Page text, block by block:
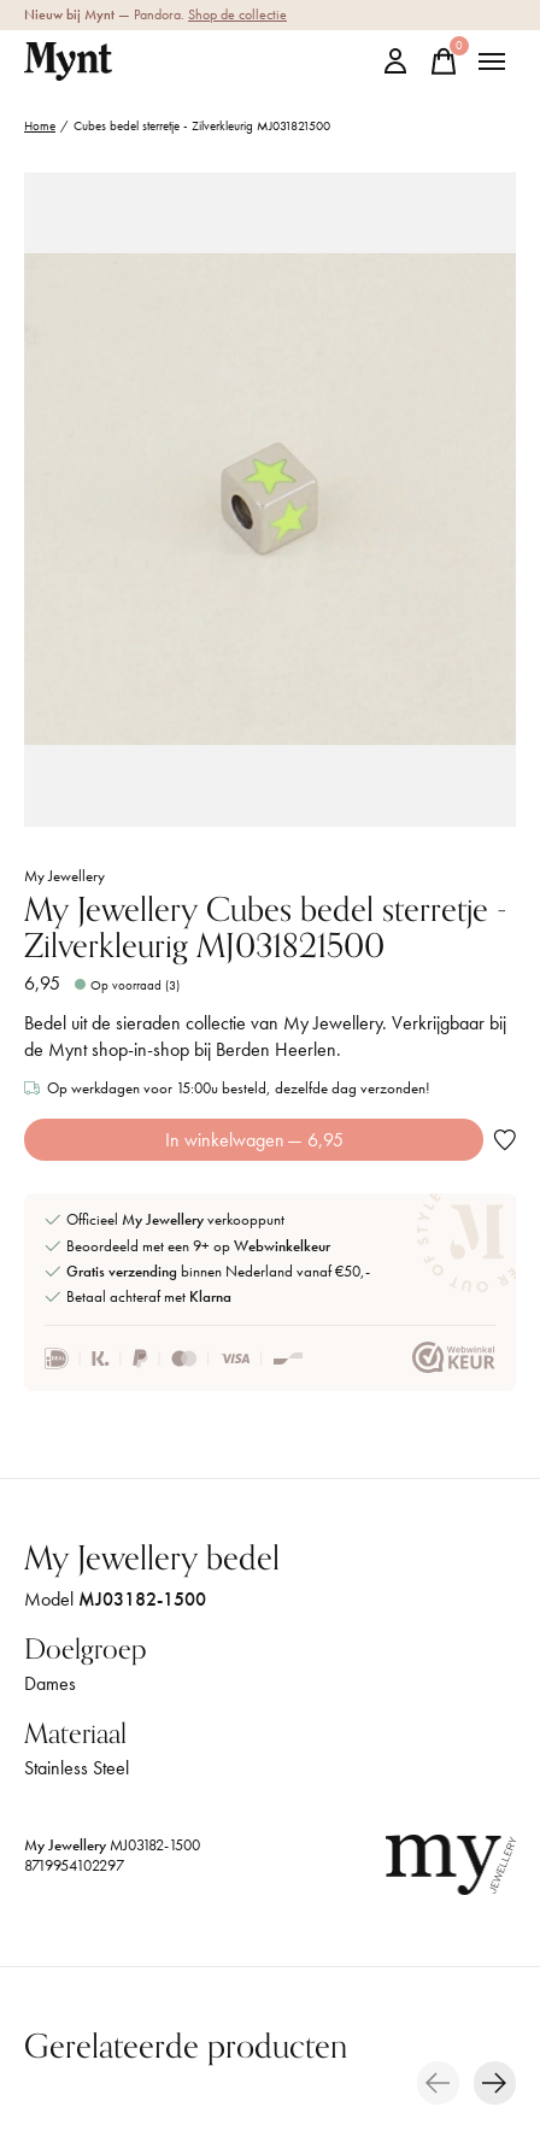
Nieuw bij Mynt — Pandora. Shop de collectie
0items
Home / Cubes bedel sterretje - Zilverkleurig MJ031821500
My Jewellery
My Jewellery Cubes bedel sterretje -
Zilverkleurig MJ031821500
6,95 Op voorraad (3)
Bedel uit de sieraden collectie van My Jewellery. Verkrijgbaar bij
de Mynt shop-in-shop bij Berden Heerlen.
Op werkdagen voor 15:00u besteld, dezelfde dag verzonden!
In winkelwagen — 6,95
Officieel My Jewelleryverkooppunt
Beoordeeld met een 9+ opWebwinkelkeur
Gratis verzending binnen Nederland vanaf €50,-
Betaal achteraf met Klarna
My Jewellery bedel
Model MJ03182-1500
Doelgroep
Dames
Materiaal
Stainless Steel
My JewelleryMJ03182-1500
8719954102297
Gerelateerde producten